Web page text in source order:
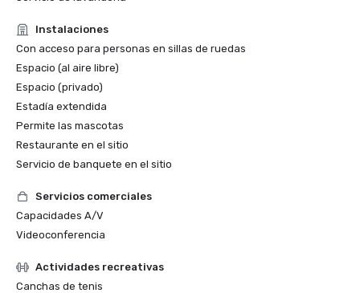
Instalaciones
Con acceso para personas en sillas de ruedas
Espacio (al aire libre)
Espacio (privado)
Estadía extendida
Permite las mascotas
Restaurante en el sitio
Servicio de banquete en el sitio
Servicios comerciales
Capacidades A/V
Videoconferencia
Actividades recreativas
Canchas de tenis